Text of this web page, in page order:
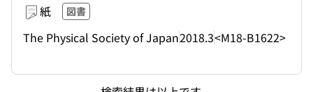
紙 図書
The Physical Society of Japan2018.3<M18-B1622>